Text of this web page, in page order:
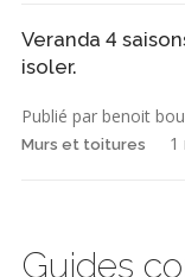
Veranda 4
isoler.
Publié par benoit
Murs et toitures 1
Guides